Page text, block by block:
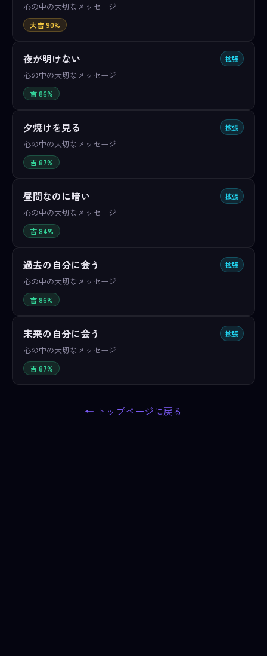
心の中の大切なメッセージ
大吉 90%
夜が明けない 拡張
心の中の大切なメッセージ
吉 86%
夕焼けを見る 拡張
心の中の大切なメッセージ
吉 87%
昼間なのに暗い 拡張
心の中の大切なメッセージ
吉 84%
過去の自分に会う 拡張
心の中の大切なメッセージ
吉 86%
未来の自分に会う 拡張
心の中の大切なメッセージ
吉 87%
← トップページに戻る